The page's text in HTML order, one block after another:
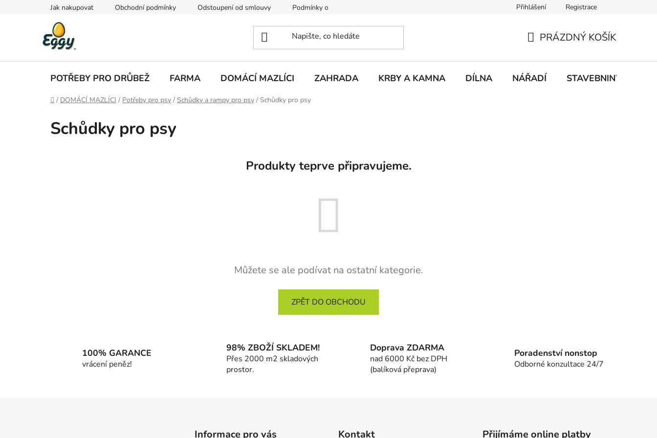
Jak nakupovat Obchodní podmínky Odstoupení od smlouvy Podmínky ochrany osobních údajů Doprava a platbaPřihlášení Registrace
KOŠÍK
PRÁZDNÝ KOŠÍK
POTŘEBY PRO DRŮBEŽ FARMA DOMÁCÍ MAZLÍCI ZAHRADA KRBY A KAMNA DÍLNA NÁŘADÍ STAVEBNINY
Domů
/ DOMÁCÍ MAZLÍCI / Potřeby pro psy / Schůdky a rampy pro psy / Schůdky pro psy
Schůdky pro psy
Produkty teprve připravujeme.
Můžete se ale podívat na ostatní kategorie.
ZPĚT DO OBCHODU
100% GARANCE
vrácení peněz!
98% ZBOŽÍ SKLADEM!
Přes 2000 m2 skladových
prostor.
Doprava ZDARMA
nad 6000 Kč bez DPH
(balíková přeprava)
Poradenství nonstop
Odborné konzultace 24/7
Informace pro vás Kontakt Přijímáme online platby